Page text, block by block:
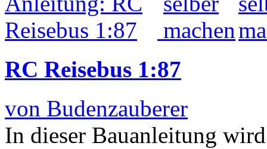
RC Reisebus 1:87
von Budenzauberer
In dieser Bauanleitung